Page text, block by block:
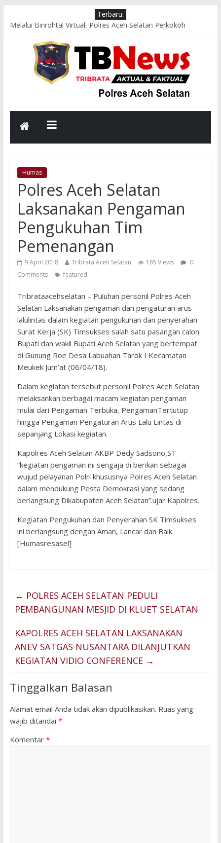
Terbaru:
Melalui Binrohtal Virtual, Polres Aceh Selatan Perkokoh
Jumat Sehat, Polres Aceh Selatan Gelorakan Budaya Hidup
Sehat dan Peduli Lingkungan melalui Senam Bersama dan
Respons Cepat Polsek Sawang Bersama TNI, Damkar, dan
PLN Evakuasi Pohon Tumbang, Jalur Nasional Kembali Lancar
Jalur Nasional Tapaktuan–Medan Kembali Lancar
Bhabinkamtibmas Polsek Kluet Selatan Sambangi Warga,
Humas
Polres Aceh Selatan
Laksanakan Pengaman
Pengukuhan Tim
Pemenangan
9 April 2018 Tribrata Aceh Selatan 165 Views
0
Comments
featured
Tribrataacehselatan – Puluhan personil Polres Aceh
Selatan Laksanakan pengaman dan pengaturan arus
lalulintas dalam kegiatan pengukuhan dan penyerahan
Surat Kerja (SK) Timsukses salah satu pasangan calon
Bupati dan wakil Bupati Aceh Selatan yang bertempat
di Gunung Roe Desa Labuahan Tarok I Kecamatan
Meukek Jum’at (06/04/18).
Dalam kegiatan tersebut personil Polres Aceh Selatan
melaksankan berbagai macam kegiatan pengaman
mulai dari Pengaman Terbuka, PengamanTertutup
hingga Pengaman Pengaturan Arus Lalu Lintas di
sepanjang Lokasi kegiatan.
Kapolres Aceh Selatan AKBP Dedy Sadsono,ST
“kegiatan pengaman ini sengaja di berikan sebagai
wujud pelayanan Polri khususnya Polres Aceh Selatan
dalam mendukung Pesta Demokrasi yang sedang
berlangsung Dikabupaten Aceh Selatan”.ujar Kapolres.
Kegiatan Pengukuhan dan Penyerahan SK Timsukses
ini berlangsung dengan Aman, Lancar dan Baik.
[Humasresasel]
← POLRES ACEH SELATAN PEDULI
PEMBANGUNAN MESJID DI KLUET SELATAN
KAPOLRES ACEH SELATAN LAKSANAKAN
ANEV SATGAS NUSANTARA DILANJUTKAN
KEGIATAN VIDIO CONFERENCE →
Tinggalkan Balasan
Alamat email Anda tidak akan dipublikasikan. Ruas yang
wajib ditandai *
Komentar *